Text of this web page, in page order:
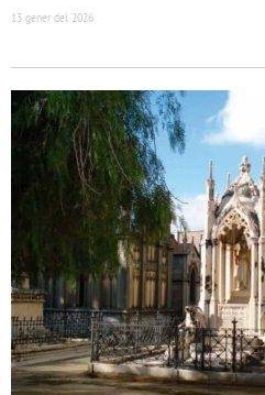
13 gener del 2026